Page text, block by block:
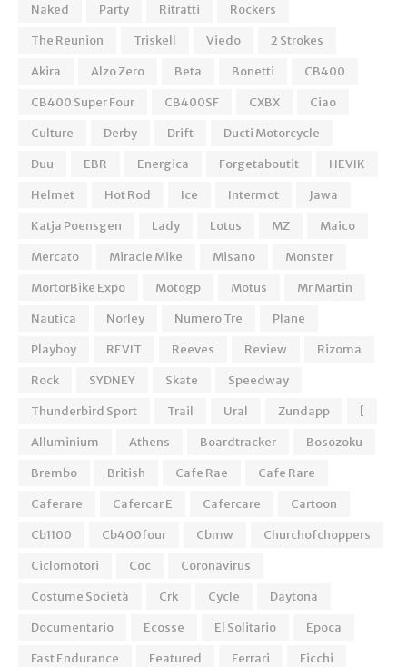
Naked Party Ritratti
Rockers
The Reunion
Triskell Viedo
2 Strokes
Akira
Alzo Zero Beta Bonetti
CB400
CB400 Super Four
CB400SF CXBX
Ciao
Culture
Derby Drift
Ducti Motorcycle
Duu
EBR Energica Forgetaboutit
HEVIK
Helmet
Hot Rod Ice Intermot
Jawa
Katja Poensgen
Lady Lotus MZ
Maico
Mercato
Miracle Mike Misano
Monster
MortorBike Expo
Motogp Motus
Mr Martin
Nautica
Norley Numero Tre
Plane
Playboy
REVIT Reeves Review
Rizoma
Rock
SYDNEY Skate
Speedway
Thunderbird Sport
Trail Ural Zundapp
[
Alluminium
Athens Boardtracker
Bosozoku
Brembo
British Cafe Rae
Cafe Rare
Caferare
Cafercar E Cafercare
Cartoon
Cb1100
Cb400four Cbmw
Churchofchoppers
Ciclomotori
Coc
Coronavirus
Costume Società
Crk Cycle
Daytona
Documentario
Ecosse El Solitario
Epoca
Fast Endurance
Featured Ferrari
Ficchi